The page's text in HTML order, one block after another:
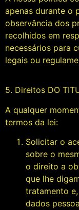
apenas durante o
observância dos
recolhidos em
necessários para
legais ou
5. Direitos DO
A qualquer
termos da lei:
Solicitar o
sobre o
o direito a
que lhe
tratamento
dados